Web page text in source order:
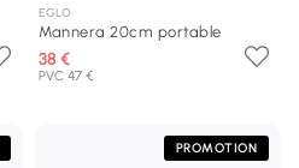
EGLO
Mannera 20cm portable
38 €
PVC 47 €
PROMOTION